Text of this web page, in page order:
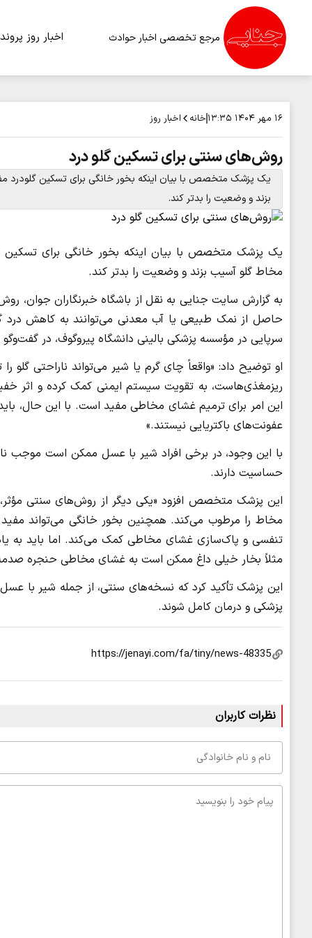
مرجع تخصصی اخبار حوادث اخبار روز
۱۶ مهر ۱۴۰۴ ۱۳:۳۵ خانه اخبار روز
روش‌های سنتی برای تسکین گلو درد
یک پزشک متخصص با بیان اینکه بخور خانگی برای تسکین گلودرد
بزند و وضعیت را بدتر کند.
یک پزشک متخصص با بیان اینکه بخور خانگی برای تسکین
مخاط گلو آسیب بزند و وضعیت را بدتر کند.
به گزارش سایت جنایی به نقل از باشگاه خبرنگاران
حاصل از نمک طبیعی یا آب معدنی می‌توانند به کاهش درد
سرپایی در مؤسسه پزشکی بالینی دانشگاه پیروگوف، در
او توضیح داد: «واقعاً چای گرم یا شیر می‌تواند ناراحتی
ریزمغذی‌هاست، به تقویت سیستم ایمنی کمک کرده و اثر
این امر برای ترمیم غشای مخاطی مفید است. با این حال،
عفونت‌های باکتریایی نیستند.»
با این وجود، در برخی افراد شیر با عسل ممکن است موجب
حساسیت دارند.
این پزشک متخصص افزود «یکی دیگر از روش‌های سنتی
مخاط را مرطوب می‌کند. همچنین بخور خانگی می‌تواند
تنفسی و پاک‌سازی غشای مخاطی کمک می‌کند. اما باید به
مثلاً بخار خیلی داغ ممکن است به غشای مخاطی حنجره
این پزشک تأکید کرد که نسخه‌های سنتی، از جمله شیر با
پزشکی و درمان کامل شوند.
نظرات کاربران